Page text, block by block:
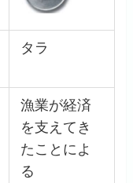
タラ
漁業が経済
を支えてき
たことによ
る